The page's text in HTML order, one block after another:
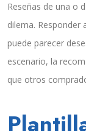
Reseñas de una o
dilema. Responder
puede parecer
escenario, la
que otros